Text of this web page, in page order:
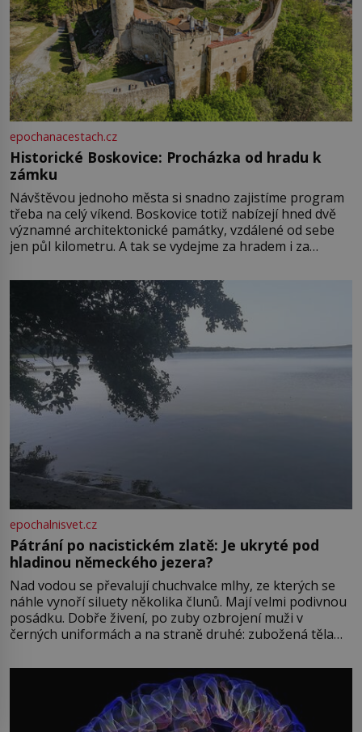
epochanacestach.cz
Historické Boskovice: Procházka od hradu k
zámku
Návštěvou jednoho města si snadno zajistíme program
třeba na celý víkend. Boskovice totiž nabízejí hned dvě
významné architektonické památky, vzdálené od sebe
jen půl kilometru. A tak se vydejme za hradem i za
Boskovice na okraji Drahanské vrchoviny vznikla někdy
ve13. století, a už v roce 1313 kronikáři zaznamenali
epochalnisvet.cz
Pátrání po nacistickém zlatě: Je ukryté pod
hladinou německého jezera?
Nad vodou se převalují chuchvalce mlhy, ze kterých se
náhle vynoří siluety několika člunů. Mají velmi podivnou
posádku. Dobře živení, po zuby ozbrojení muži v
černých uniformách a na straně druhé: zubožená těla
přízračná scéna znamená? Je jaro roku 1945, druhá
světová válka se chýlí ke konci. Jezero Stolpsee